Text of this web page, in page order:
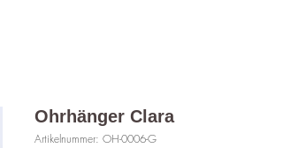
Ohrhänger Clara
Artikelnummer: OH-0006-G